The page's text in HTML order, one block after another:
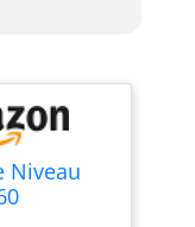
Vous
en
et
laser
quel
ligne laser
Niveau